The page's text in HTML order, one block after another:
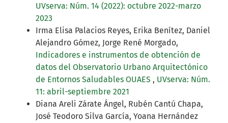
UVserva: Núm. 14 (2022): octubre 2022-marzo
2023
Irma Elisa Palacios Reyes, Erika Benítez, Daniel
Alejandro Gómez, Jorge René Morgado,
Indicadores e instrumentos de obtención de
datos del Observatorio Urbano Arquitectónico
de Entornos Saludables OUAES , UVserva: Núm.
11: abril-septiembre 2021
Diana Areli Zárate Ángel, Rubén Cantú Chapa,
José Teodoro Silva García, Yoana Hernández